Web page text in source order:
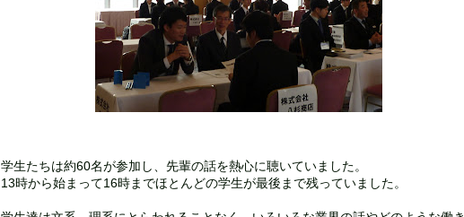
学生たちは約60名が参加し、先輩の話を熱心に聴いていました。
13時から始まって16時までほとんどの学生が最後まで残っていました。